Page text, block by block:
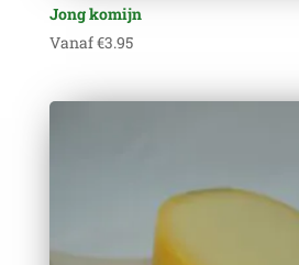
Jong komijn
Vanaf€3.95